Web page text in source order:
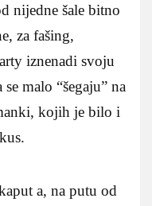
nijedne šale bitno
za fašing,
iznenadi svoju
malo “šegaju” na
kojih je bilo i
a, na putu od